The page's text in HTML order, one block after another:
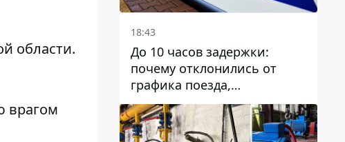
области.
врагом
18:43
До 10 часов задержки:
почему отклонились от
графика поезда,
курсирующие через Днепр
и область